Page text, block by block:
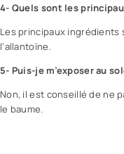
4- Quels sont les
Les principaux ingrédients
l’allantoïne.
5- Puis-je m’exposer au
Non, il est conseillé de ne
le baume.